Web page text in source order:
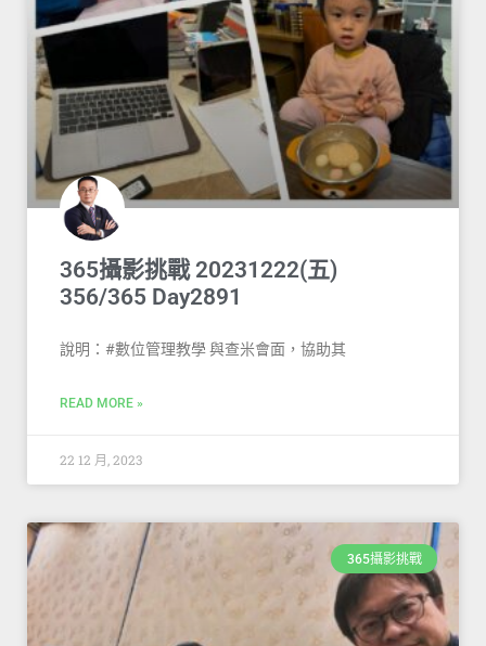
365攝影挑戰 20231222(五)
356/365 Day2891
說明：#數位管理教學 與查米會面，協助其
READ MORE »
22 12 月, 2023
365攝影挑戰